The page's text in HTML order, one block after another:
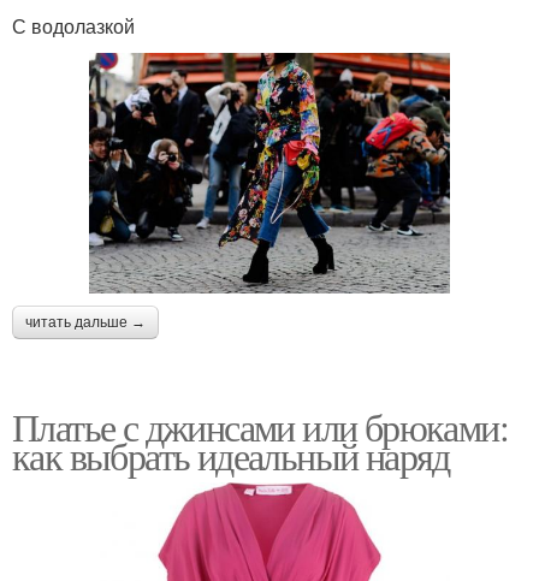
С водолазкой
читать дальше →
Платье с джинсами или брюками:
как выбрать идеальный наряд